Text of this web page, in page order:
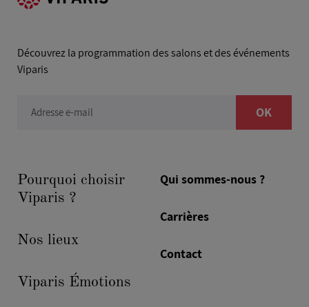
Découvrez la programmation des salons et des événements
Viparis
Adresse e-mail OK
Pourquoi choisir
Viparis ?
Nos lieux
Viparis Émotions
Qui sommes-nous ?
Carrières
Contact